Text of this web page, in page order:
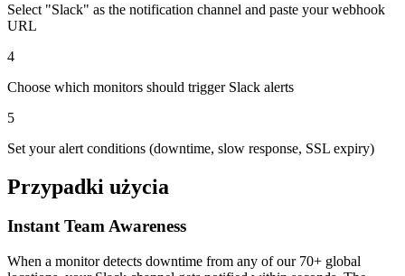
Select "Slack" as the notification channel and paste your webhook
URL
4
Choose which monitors should trigger Slack alerts
5
Set your alert conditions (downtime, slow response, SSL expiry)
Przypadki użycia
Instant Team Awareness
When a monitor detects downtime from any of our 70+ global